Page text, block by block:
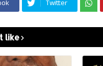
Twitter
like